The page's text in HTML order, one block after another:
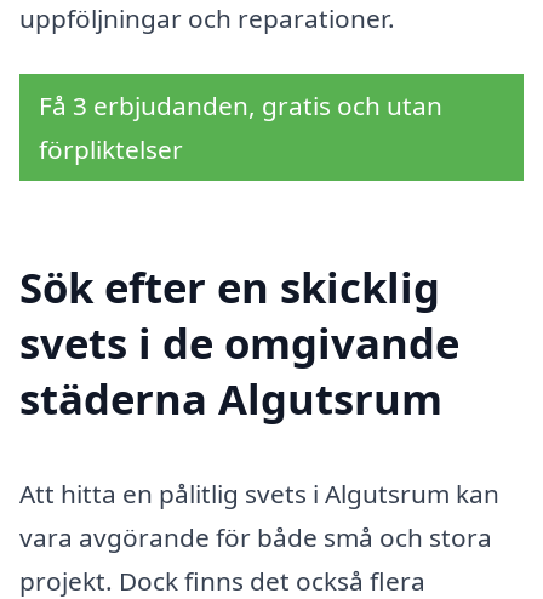
uppföljningar och reparationer.
Få 3 erbjudanden, gratis och utan
förpliktelser
Sök efter en skicklig
svets i de omgivande
städerna Algutsrum
Att hitta en pålitlig svets i Algutsrum kan
vara avgörande för både små och stora
projekt. Dock finns det också flera